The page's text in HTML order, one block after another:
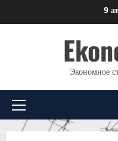
к
9
Экономное
Основное
меню